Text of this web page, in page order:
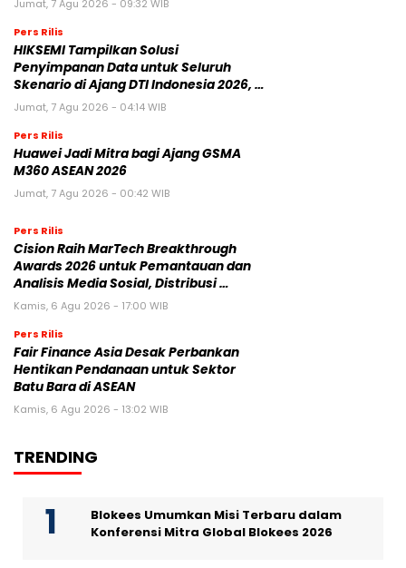
Jumat, 7 Agu 2026 - 09:32 WIB
Pers Rilis
HIKSEMI Tampilkan Solusi
Penyimpanan Data untuk Seluruh
Skenario di Ajang DTI Indonesia 2026, …
Jumat, 7 Agu 2026 - 04:14 WIB
Pers Rilis
Huawei Jadi Mitra bagi Ajang GSMA
M360 ASEAN 2026
Jumat, 7 Agu 2026 - 00:42 WIB
Pers Rilis
Cision Raih MarTech Breakthrough
Awards 2026 untuk Pemantauan dan
Analisis Media Sosial, Distribusi …
Kamis, 6 Agu 2026 - 17:00 WIB
Pers Rilis
Fair Finance Asia Desak Perbankan
Hentikan Pendanaan untuk Sektor
Batu Bara di ASEAN
Kamis, 6 Agu 2026 - 13:02 WIB
TRENDING
Blokees Umumkan Misi Terbaru dalam
Konferensi Mitra Global Blokees 2026